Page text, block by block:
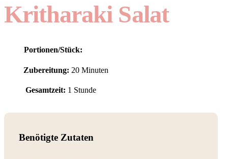
Kritharaki Salat
Portionen/Stück:
Zubereitung: 20 Minuten
Gesamtzeit: 1 Stunde
Benötigte Zutaten